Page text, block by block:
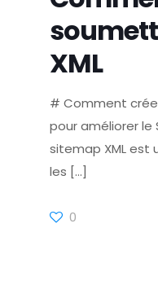
XML
# Comment
pour améliorer le
sitemap XML est
les […]
0